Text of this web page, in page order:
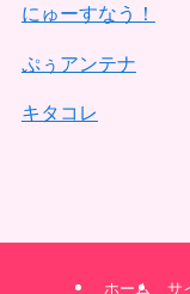
にゅーすなう！
ぷぅアンテナ
キタコレ
ホーム サ